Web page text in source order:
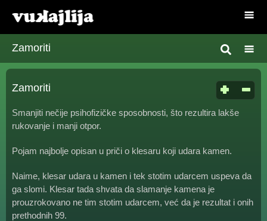
Zamoriti
Zamoriti
Smanjiti nečije psihofizičke sposobnosti, što rezultira lakše
rukovanje i manji otpor.
Pojam najbolje opisan u priči o klesaru koji udara kamen.
Naime, klesar udara u kamen i tek stotim udarcem uspeva da
ga slomi. Klesar tada shvata da slamanje kamena je
prouzrokovano ne tim stotim udarcem, već da je rezultat i onih
prethodnih 99.